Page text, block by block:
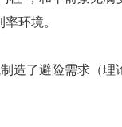
环境。
造了避险需求（